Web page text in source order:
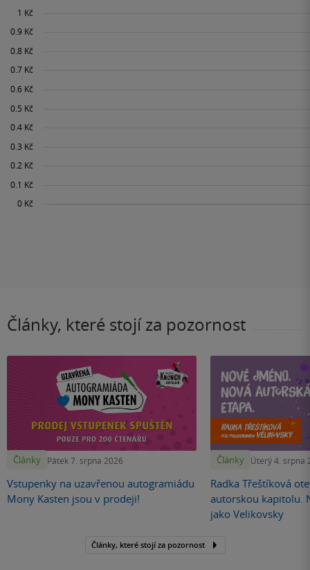
Články, které stojí za pozornost
Články Pátek 7. srpna 2026
Vstupenky na uzavřenou autogramiádu
Mony Kasten jsou v prodeji!
Články Úterý 4. srpna
Radka Třeštíková
autorskou kapitolu.
jako Velikovsky
Články, které stojí za pozornost